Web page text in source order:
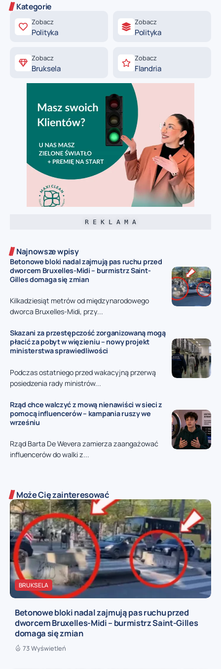
Kategorie
Zobacz
Polityka
Zobacz
Polityka
Zobacz
Bruksela
Zobacz
Flandria
R E K L A M A
Najnowsze wpisy
Betonowe bloki nadal zajmują pas ruchu przed
dworcem Bruxelles-Midi – burmistrz Saint-
Gilles domaga się zmian
Kilkadziesiąt metrów od międzynarodowego
dworca Bruxelles-Midi, przy...
Skazani za przestępczość zorganizowaną mogą
płacić za pobyt w więzieniu – nowy projekt
ministerstwa sprawiedliwości
Podczas ostatniego przed wakacyjną przerwą
posiedzenia rady ministrów...
Rząd chce walczyć z mową nienawiści w sieci z
pomocą influencerów – kampania ruszy we
wrześniu
Rząd Barta De Wevera zamierza zaangażować
influencerów do walki z...
Może Cię zainteresować
BRUKSELA
Betonowe bloki nadal zajmują pas ruchu przed
dworcem Bruxelles-Midi – burmistrz Saint-Gilles
domaga się zmian
73 Wyświetleń